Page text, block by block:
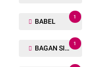
BABEL
1
BAGAN SIAPIN API
1